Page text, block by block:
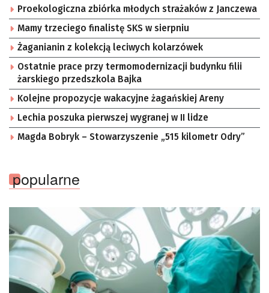
Proekologiczna zbiórka młodych strażaków z Janczewa
Mamy trzeciego finalistę SKS w sierpniu
Żaganianin z kolekcją leciwych kolarzówek
Ostatnie prace przy termomodernizacji budynku filii
żarskiego przedszkola Bajka
Kolejne propozycje wakacyjne żagańskiej Areny
Lechia poszuka pierwszej wygranej w II lidze
Magda Bobryk – Stowarzyszenie „515 kilometr Odry”
popularne